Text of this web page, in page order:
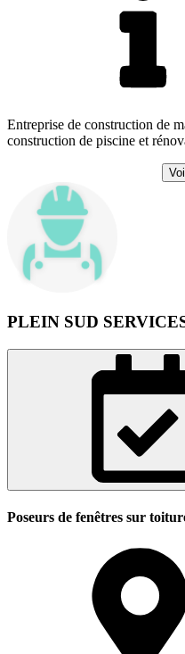
Entreprise de construction de
construction de piscine et
PLEIN SUD
Poseurs de fenêtres sur